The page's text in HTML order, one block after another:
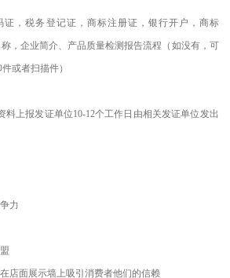
证，税务登记证，商标注册证，银行开户，商标
，企业简介、产品质量检测报告流程（如没有，可
或者扫描件）
料上报发证单位10-12个工作日由相关发证单位发出
力
店面展示墙上吸引消费者他们的信赖